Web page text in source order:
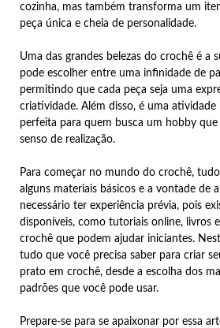
cozinha, mas também transforma um
peça única e cheia de personalidade.
Uma das grandes belezas do crochê é a
pode escolher entre uma infinidade de
permitindo que cada peça seja uma
criatividade. Além disso, é uma
perfeita para quem busca um hobby
senso de realização.
Para começar no mundo do crochê,
alguns materiais básicos e a vontade de
necessário ter experiência prévia, pois
disponíveis, como tutoriais online, livros
crochê que podem ajudar iniciantes.
tudo que você precisa saber para criar
prato em crochê, desde a escolha dos
padrões que você pode usar.
Prepare-se para se apaixonar por essa